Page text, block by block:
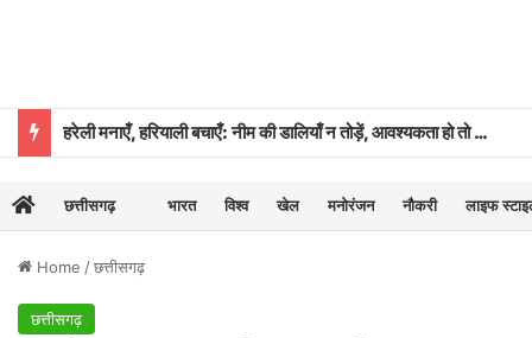
हरेली मनाएँ, हरियाली बचाएँ: नीम की डालियाँ न तोड़ें, आवश्यकता हो तो कुछ पत्तियाँ ही लें: डॉ. दिनेश मिश्र
छत्तीसगढ़ भारत विश्व खेल मनोरंजन नौकरी लाइफ
Home /छत्तीसगढ़
छत्तीसगढ़